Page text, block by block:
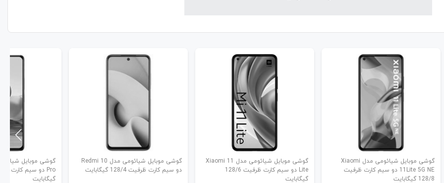
گوشی موبایل شیائومی مدل Xiaomi
11Lite 5G NE دو سیم کارت ظرفیت
128/8 گیگابایت
گوشی موبایل شیائومی مدل Xiaomi 11
Lite دو سیم کارت ظرفیت 128/6
گیگابایت
گوشی موبایل شیائومی مدل Redmi 10
دو سیم کارت ظرفیت 128/4 گیگابایت
گیگابایت